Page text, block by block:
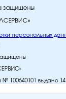
защищены
персональных
100640101 выдано